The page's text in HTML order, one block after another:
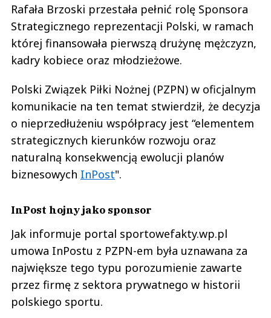
Rafała Brzoski przestała pełnić rolę Sponsora
Strategicznego reprezentacji Polski, w ramach
której finansowała pierwszą drużynę mężczyzn,
kadry kobiece oraz młodzieżowe.
Polski Związek Piłki Nożnej (PZPN) w oficjalnym
komunikacie na ten temat stwierdził, że decyzja
o nieprzedłużeniu współpracy jest “elementem
strategicznych kierunków rozwoju oraz
naturalną konsekwencją ewolucji planów
biznesowych InPost".
InPost hojny jako sponsor
Jak informuje portal sportowefakty.wp.pl
umowa InPostu z PZPN-em była uznawana za
największe tego typu porozumienie zawarte
przez firmę z sektora prywatnego w historii
polskiego sportu.